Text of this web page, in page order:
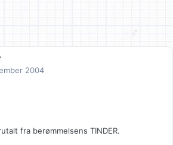
2004
fra berømmelsens TINDER.